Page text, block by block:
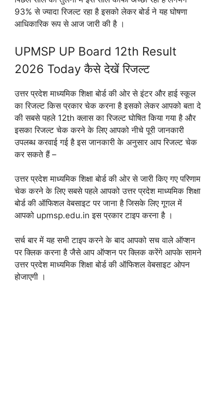
93% से ज्यादा रिजल्ट रहा है इसको लेकर बोर्ड ने यह घोषणा
आधिकारिक रूप से आज जारी की है ।
UPMSP UP Board 12th Result
2026 Today कैसे देखें रिजल्ट
उत्तर प्रदेश माध्यमिक शिक्षा बोर्ड की ओर से इंटर और हाई स्कूल
का रिजल्ट किस प्रकार चेक करना है इसको लेकर आपको बता दे
की सबसे पहले 12th क्लास का रिजल्ट घोषित किया गया है और
इसका रिजल्ट चेक करने के लिए आपको नीचे पूरी जानकारी
उपलब्ध करवाई गई है इस जानकारी के अनुसार आप रिजल्ट चेक
कर सकते हैं –
उत्तर प्रदेश माध्यमिक शिक्षा बोर्ड की ओर से जारी किए गए परिणाम
चेक करने के लिए सबसे पहले आपको उत्तर प्रदेश माध्यमिक शिक्षा
बोर्ड की ऑफिशल वेबसाइट पर जाना है जिसके लिए गूगल में
आपको upmsp.edu.in इस प्रकार टाइप करना है ।
सर्च बार में यह सभी टाइप करने के बाद आपको सच वाले ऑप्शन
पर क्लिक करना है जैसे आप ऑप्शन पर क्लिक करेंगे आपके सामने
उत्तर प्रदेश माध्यमिक शिक्षा बोर्ड की ऑफिशल वेबसाइट ओपन
होजाएगी ।